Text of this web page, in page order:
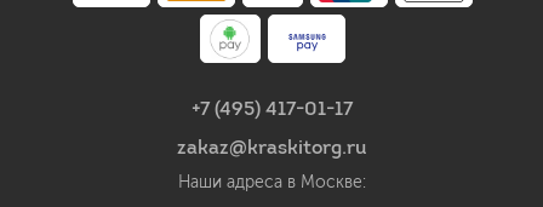
+7 (495) 417-01-17
zakaz@kraskitorg.ru
Наши адреса в Москве: